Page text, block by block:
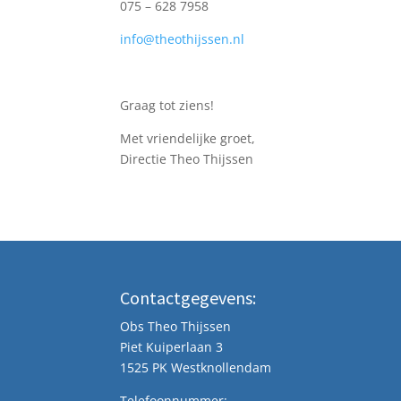
075 – 628 7958
info@theothijssen.nl
Graag tot ziens!
Met vriendelijke groet,
Directie Theo Thijssen
Contactgegevens:
Obs Theo Thijssen
Piet Kuiperlaan 3
1525 PK Westknollendam